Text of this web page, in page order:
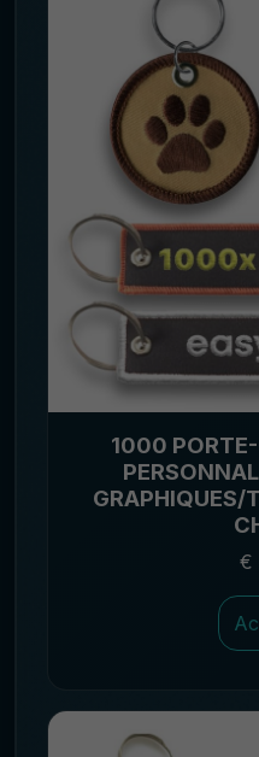
1000 PORTE-
GRAPHIQUES/
€